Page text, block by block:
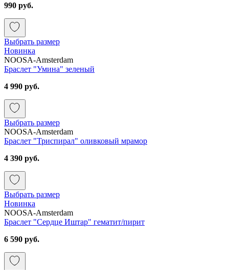
990 руб.
Выбрать размер
Новинка
NOOSA-Amsterdam
Браслет "Умина" зеленый
4 990 руб.
Выбрать размер
NOOSA-Amsterdam
Браслет "Триспирал" оливковый мрамор
4 390 руб.
Выбрать размер
Новинка
NOOSA-Amsterdam
Браслет "Сердце Иштар" гематит/пирит
6 590 руб.